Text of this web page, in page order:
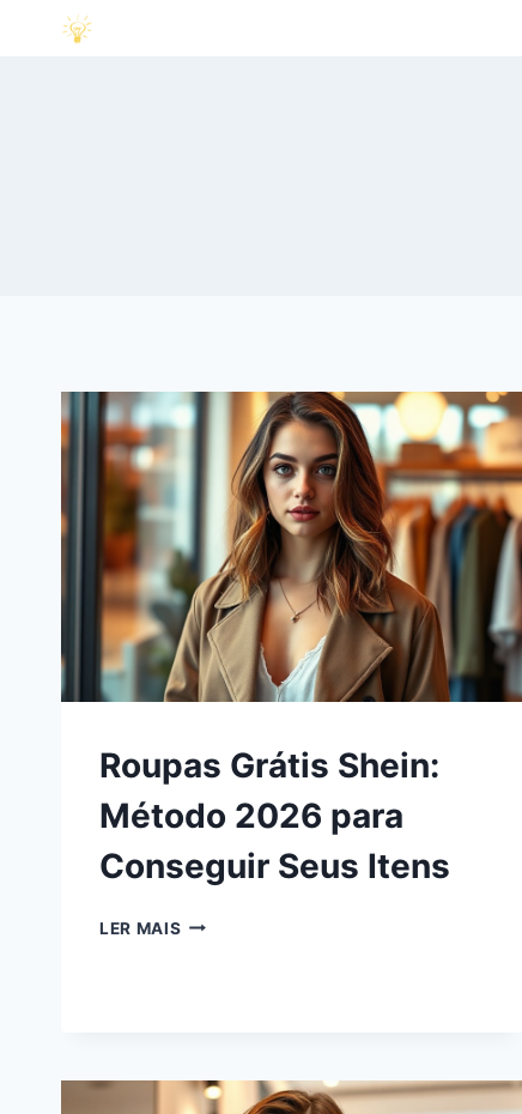
Roupas Grátis Shein:
Método 2026 para
Conseguir Seus Itens
LER MAIS